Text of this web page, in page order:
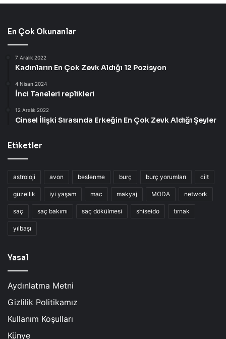
En Çok Okunanlar
7 Aralık 2022
Kadınların En Çok Zevk Aldığı 12 Pozisyon
4 Nisan 2024
İnci Taneleri replikleri
12 Aralık 2022
Cinsel İlişki Sırasında Erkeğin En Çok Zevk Aldığı Şeyler
Etiketler
astroloji avon beslenme burç burç yorumları cilt
güzellik iyi yaşam mac makyaj MODA network
saç saç bakımı saç dökülmesi shiseido tırnak
yılbaşı
Yasal
Aydınlatma Metni
Gizlilik Politikamız
Kullanım Koşulları
Künye